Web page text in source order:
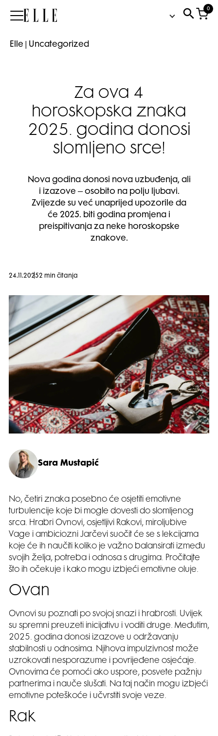
Elle
0
Elle Uncategorized
Za ova 4
horoskopska znaka
2025. godina donosi
slomljeno srce!
Nova godina donosi nova uzbuđenja, ali
i izazove – osobito na polju ljubavi.
Zvijezde su već unaprijed upozorile da
će 2025. biti godina promjena i
preispitivanja za neke horoskopske
znakove.
24.11.20252 min čitanja
Sara Mustapić
No, četiri znaka posebno će osjetiti emotivne
turbulencije koje bi mogle dovesti do slomljenog
srca. Hrabri Ovnovi, osjetljivi Rakovi, miroljubive
Vage i ambiciozni Jarčevi suočit će se s lekcijama
koje će ih naučiti koliko je važno balansirati između
svojih želja, potreba i odnosa s drugima. Pročitajte
što ih očekuje i kako mogu izbjeći emotivne oluje.
Ovan
Ovnovi su poznati po svojoj snazi i hrabrosti. Uvijek
su spremni preuzeti inicijativu i voditi druge. Međutim,
2025. godina donosi izazove u održavanju
stabilnosti u odnosima. Njihova impulzivnost može
uzrokovati nesporazume i povrijeđene osjećaje.
Ovnovima će pomoći ako uspore, posvete pažnju
partnerima i nauče slušati. Na taj način mogu izbjeći
emotivne poteškoće i učvrstiti svoje veze.
Rak